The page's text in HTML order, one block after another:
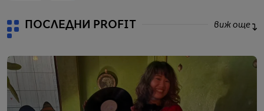
ПОСЛЕДНИ PROFIT виж още